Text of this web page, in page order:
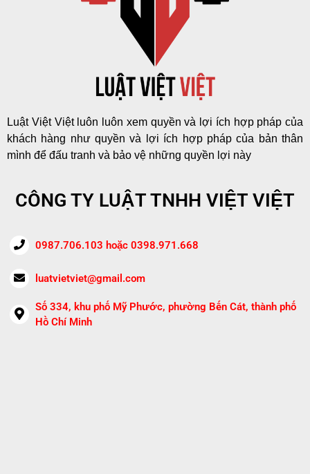
Luật Việt Việt luôn luôn xem quyền và lợi ích hợp pháp của
khách hàng như quyền và lợi ích hợp pháp của bản thân
mình để đấu tranh và bảo vệ những quyền lợi này
CÔNG TY LUẬT TNHH VIỆT VIỆT
0987.706.103 hoặc 0398.971.668
luatvietviet@gmail.com
Số 334, khu phố Mỹ Phước, phường Bến Cát, thành phố
Hồ Chí Minh